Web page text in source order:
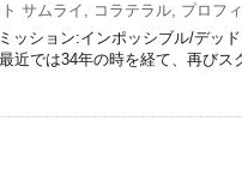
サムライ , コラテラル, プロフ
ッション:インポッシブル/デッ
近では34年の時を経て、再び